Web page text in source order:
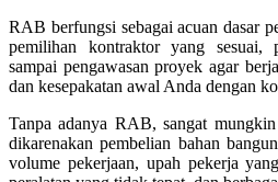
RAB berfungsi sebagai acuan dasar
pemilihan kontraktor yang sesuai,
sampai pengawasan proyek agar
dan kesepakatan awal Anda dengan
Tanpa adanya RAB, sangat
dikarenakan pembelian bahan
volume pekerjaan, upah pekerja